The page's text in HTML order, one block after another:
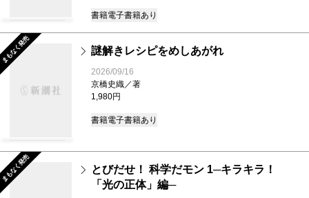
書籍電子書籍あり
まもなく発売 謎解きレシピをめしあがれ
2026/09/16
京橋史織／著
1,980円
書籍電子書籍あり
まもなく発売
とびだせ！ 科学だモン 1─キラキラ！
「光の正体」編─